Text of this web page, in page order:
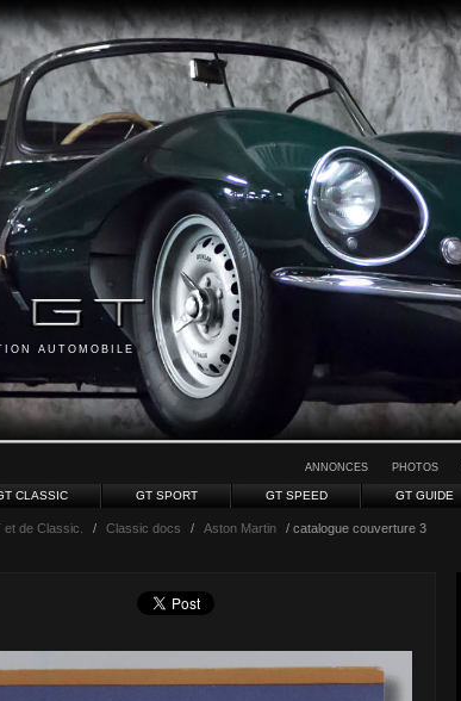
AUTOMOBILE
ANNONCES PHOTOS
CLASSIC GT SPORT GT SPEED GT GUIDE
de Classic. / Classic docs / Aston Martin / catalogue couverture 3